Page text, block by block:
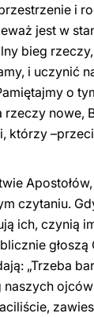
i
jest w
bieg
i uczynić
o
rzeczy nowe,
którzy
czytaniu.
ich, czynią
głoszą
„Trzeba
ojców